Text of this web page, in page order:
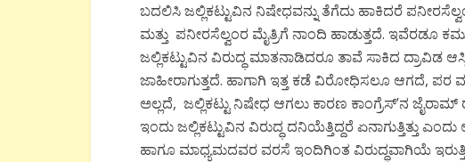
ಬದಲಿಸಿ ಜಲ್ಲಿಕಟ್ಟುವಿನ ನಿಷೇಧವನ್ನು ತೆಗೆದು ಹಾಕಿದರೆ
ಮತ್ತು ಪನೀರಸೆಲ್ವಂರ ಮೈತ್ರಿಗೆ ನಾಂದಿ ಹಾಡುತ್ತದೆ. ಇವೆರಡೂ
ಜಲ್ಲಿಕಟ್ಟುವಿನ ವಿರುದ್ಧ ಮಾತನಾಡಿದರೂ ತಾವೆ ಸಾಕಿದ ದ್ರಾವಿಡ
ಜಾಹೀರಾಗುತ್ತದೆ. ಹಾಗಾಗಿ ಇತ್ತ ಕಡೆ ವಿರೋಧಿಸಲೂ ಆಗದೆ, ಪರ
ಅಲ್ಲದೆ, ಜಲ್ಲಿಕಟ್ಟು ನಿಷೇಧ ಆಗಲು ಕಾರಣ ಕಾಂಗ್ರೆಸ್’ನ
ಇಂದು ಜಲ್ಲಿಕಟ್ಟುವಿನ ವಿರುದ್ಧ ದನಿಯೆತ್ತಿದ್ದರೆ ಏನಾಗುತ್ತಿತ್ತು
ಹಾಗೂ ಮಾಧ್ಯಮದವರ ವರಸೆ ಇಂದಿಗಿಂತ ವಿರುದ್ಧವಾಗಿಯೆ